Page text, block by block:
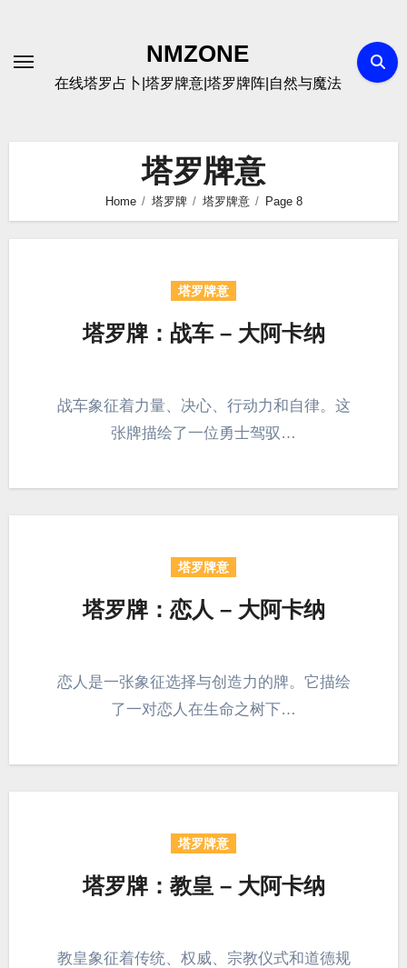
content
NMZONE
在线塔罗占卜|塔罗牌意|塔罗牌阵|自然与魔法
塔罗牌意
Home 塔罗牌 塔罗牌意 Page 8
塔罗牌意
塔罗牌：战车 – 大阿卡纳
战车象征着力量、决心、行动力和自律。这
张牌描绘了一位勇士驾驭…
塔罗牌意
塔罗牌：恋人 – 大阿卡纳
恋人是一张象征选择与创造力的牌。它描绘
了一对恋人在生命之树下…
塔罗牌意
塔罗牌：教皇 – 大阿卡纳
教皇象征着传统、权威、宗教仪式和道德规